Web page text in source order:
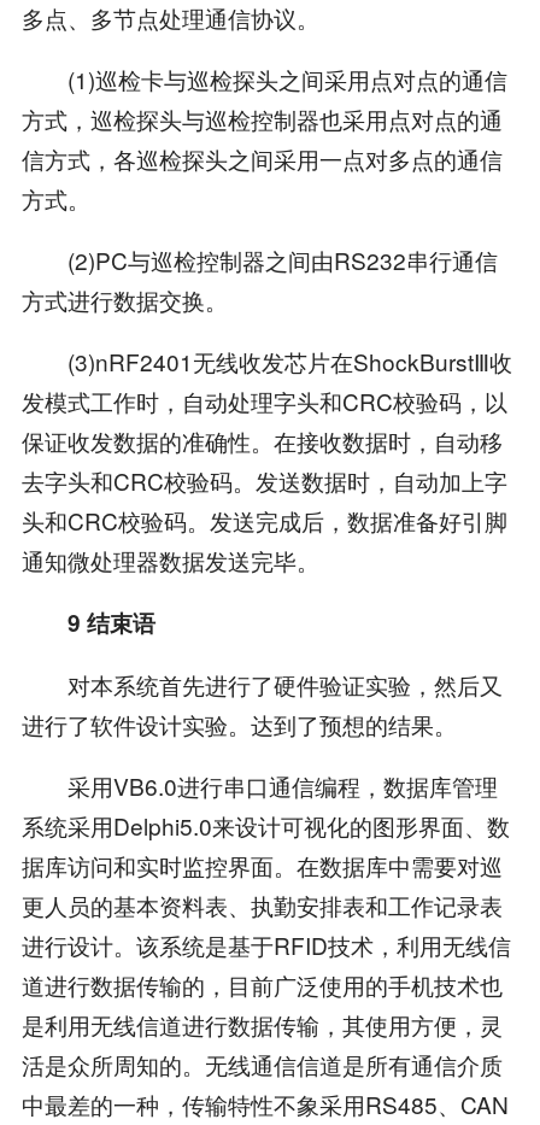
多点、多节点处理通信协议。
(1)巡检卡与巡检探头之间采用点对点的通信
方式，巡检探头与巡检控制器也采用点对点的通
信方式，各巡检探头之间采用一点对多点的通信
方式。
(2)PC与巡检控制器之间由RS232串行通信
方式进行数据交换。
(3)nRF2401无线收发芯片在ShockBurstⅢ收
发模式工作时，自动处理字头和CRC校验码，以
保证收发数据的准确性。在接收数据时，自动移
去字头和CRC校验码。发送数据时，自动加上字
头和CRC校验码。发送完成后，数据准备好引脚
通知微处理器数据发送完毕。
9 结束语
对本系统首先进行了硬件验证实验，然后又
进行了软件设计实验。达到了预想的结果。
采用VB6.0进行串口通信编程，数据库管理
系统采用Delphi5.0来设计可视化的图形界面、数
据库访问和实时监控界面。在数据库中需要对巡
更人员的基本资料表、执勤安排表和工作记录表
进行设计。该系统是基于RFID技术，利用无线信
道进行数据传输的，目前广泛使用的手机技术也
是利用无线信道进行数据传输，其使用方便，灵
活是众所周知的。无线通信信道是所有通信介质
中最差的一种，传输特性不象采用RS485、CAN